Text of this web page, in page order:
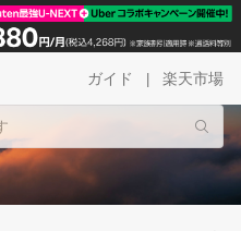
ガイド 楽天市場